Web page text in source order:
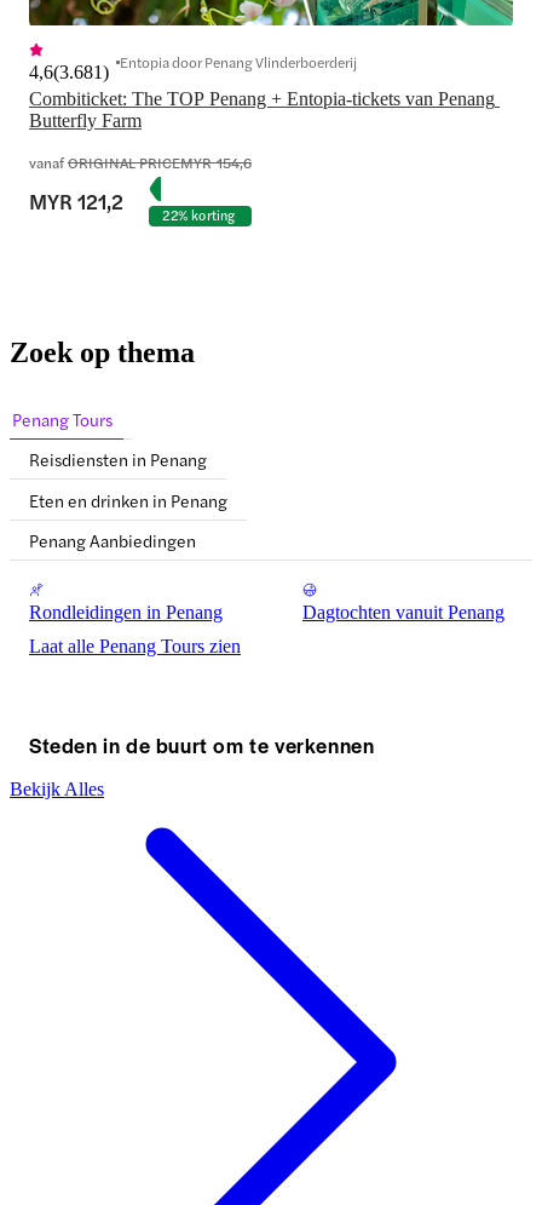
Combiticket: The TOP Penang + Entopia-tickets van Penang
Butterfly Farm
4,6(3.681) Entopia door Penang Vlinderboerderij
vanafORIGINAL PRICEMYR 154,6
MYR 121,2 22% korting
Zoek op thema
Penang Tours
Reisdiensten in Penang
Eten en drinken in Penang
Penang Aanbiedingen
Rondleidingen in Penang
Dagtochten vanuit Penang
Laat alle Penang Tours zien
Steden in de buurt om te verkennen
Bekijk Alles